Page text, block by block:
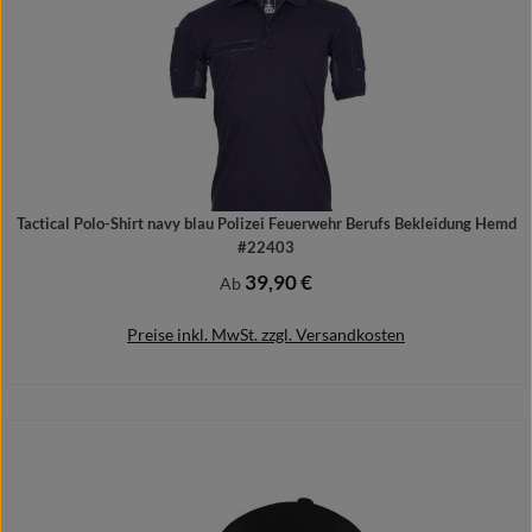
Tactical Polo-Shirt navy blau Polizei Feuerwehr Berufs Bekleidung Hemd
#22403
Regulärer Preis:
Ab 39,90 €
Preise inkl. MwSt. zzgl. Versandkosten